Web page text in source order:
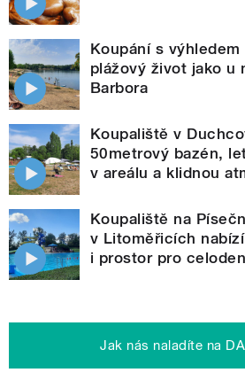
Koupání s
plážový život jako u
Barbora
Koupaliště v
50metrový bazén,
v areálu a klidnou
Koupaliště na
v Litoměřicích
i prostor pro
Jak nás naladíte na